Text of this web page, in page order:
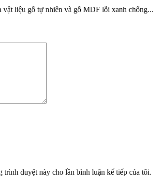
liệu gỗ tự nhiên và gỗ MDF lỗi xanh chống...
duyệt này cho lần bình luận kế tiếp của tôi.